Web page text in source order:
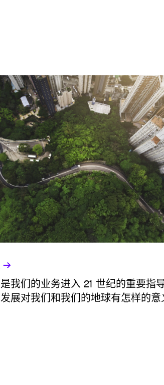
我们的业务进入 21 世纪的重要指导
展对我们和我们的地球有怎样的意